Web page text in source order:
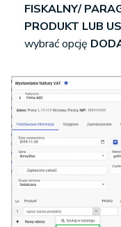
FISKALNY/
PRODUKT LUB
wybrać opcję